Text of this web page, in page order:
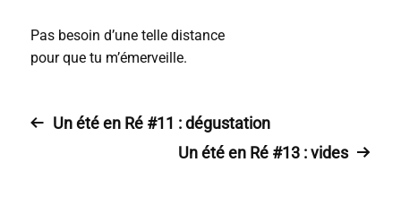
Pas besoin d’une telle distance
pour que tu m’émerveille.
Un été en Ré #11 : dégustation
Un été en Ré #13 : vides